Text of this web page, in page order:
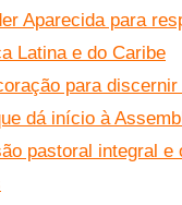
Aparecida para
Latina e do Caribe
para
dá início à
pastoral integral e